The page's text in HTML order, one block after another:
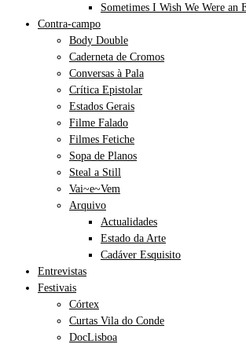
Sometimes I Wish We Were an
Contra-campo
Body Double
Caderneta de Cromos
Conversas à Pala
Crítica Epistolar
Estados Gerais
Filme Falado
Filmes Fetiche
Sopa de Planos
Steal a Still
Vai~e~Vem
Arquivo
Actualidades
Estado da Arte
Cadáver Esquisito
Entrevistas
Festivais
Córtex
Curtas Vila do Conde
DocLisboa